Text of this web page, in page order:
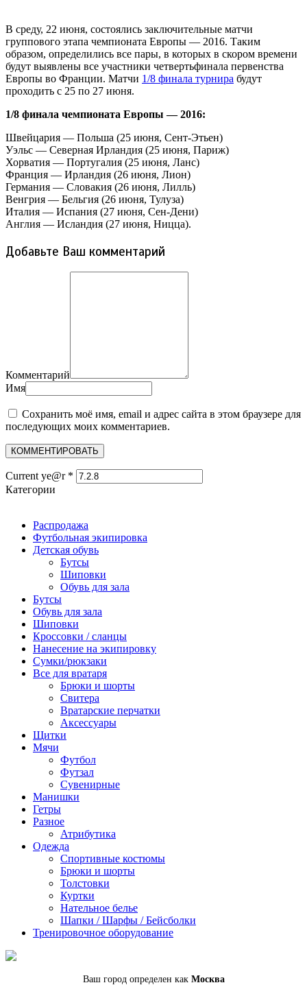
В среду, 22 июня, состоялись заключительные матчи
группового этапа чемпионата Европы — 2016. Таким
образом, определились все пары, в которых в скором времени
будут выявлены все участники четвертьфинала первенства
Европы во Франции. Матчи 1/8 финала турнира будут
проходить с 25 по 27 июня.
1/8 финала чемпионата Европы — 2016:
Швейцария — Польша (25 июня, Сент-Этьен)
Уэльс — Северная Ирландия (25 июня, Париж)
Хорватия — Португалия (25 июня, Ланс)
Франция — Ирландия (26 июня, Лион)
Германия — Словакия (26 июня, Лилль)
Венгрия — Бельгия (26 июня, Тулуза)
Италия — Испания (27 июня, Сен-Дени)
Англия — Исландия (27 июня, Ницца).
Добавьте Ваш комментарий
Комментарий
Имя
Сохранить моё имя, email и адрес сайта в этом браузере для
последующих моих комментариев.
Current ye@r *
Категории
Распродажа
Футбольная экипировка
Детская обувь
Бутсы
Шиповки
Обувь для зала
Бутсы
Обувь для зала
Шиповки
Кроссовки / сланцы
Нанесение на экипировку
Сумки/рюкзаки
Все для вратаря
Брюки и шорты
Cвитера
Вратарские перчатки
Аксессуары
Щитки
Мячи
Футбол
Футзал
Сувенирные
Манишки
Гетры
Разное
Атрибутика
Одежда
Спортивные костюмы
Брюки и шорты
Толстовки
Куртки
Нательное белье
Шапки / Шарфы / Бейсболки
Тренировочное оборудование
Ваш город определен как Москва